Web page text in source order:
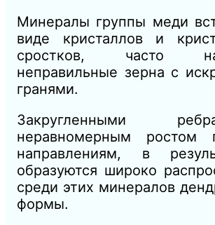
Минералы группы меди
виде кристаллов и
сростков, часто
неправильные зерна с
гранями.
Закругленными
неравномерным ростом
направлениям, в
образуются широко
среди этих минералов
формы.